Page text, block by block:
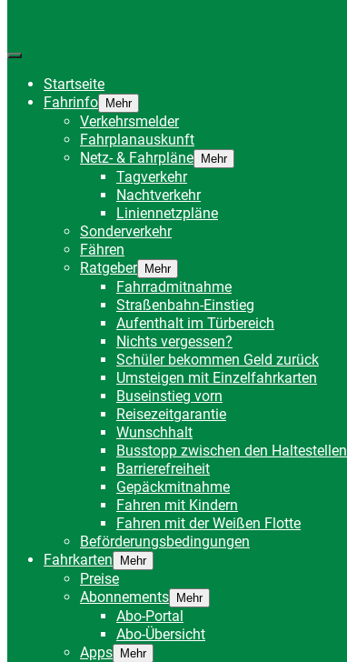
Startseite
Fahrinfo
Mehr
Verkehrsmelder
Fahrplanauskunft
Netz- & Fahrpläne
Mehr
Tagverkehr
Nachtverkehr
Liniennetzpläne
Sonderverkehr
Fähren
Ratgeber
Mehr
Fahrradmitnahme
Straßenbahn-Einstieg
Aufenthalt im Türbereich
Nichts vergessen?
Schüler bekommen Geld zurück
Umsteigen mit Einzelfahrkarten
Buseinstieg vorn
Reisezeitgarantie
Wunschhalt
Busstopp zwischen den Haltestellen
Barrierefreiheit
Gepäckmitnahme
Fahren mit Kindern
Fahren mit der Weißen Flotte
Beförderungsbedingungen
Fahrkarten
Mehr
Preise
Abonnements
Mehr
Abo-Portal
Abo-Übersicht
Apps
Mehr